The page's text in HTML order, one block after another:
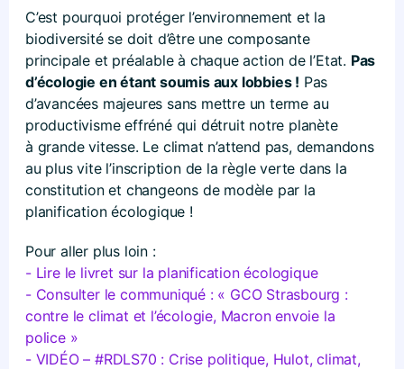
C’est pourquoi protéger l’environnement et la
biodiversité se doit d’être une composante
principale et préalable à chaque action de l’Etat. Pas
d’écologie en étant soumis aux lobbies ! Pas
d’avancées majeures sans mettre un terme au
productivisme effréné qui détruit notre planète
à grande vitesse. Le climat n’attend pas, demandons
au plus vite l’inscription de la règle verte dans la
constitution et changeons de modèle par la
planification écologique !
Pour aller plus loin :
- Lire le livret sur la planification écologique
- Consulter le communiqué : « GCO Strasbourg :
contre le climat et l’écologie, Macron envoie la
police »
- VIDÉO – #RDLS70 : Crise politique, Hulot, climat,